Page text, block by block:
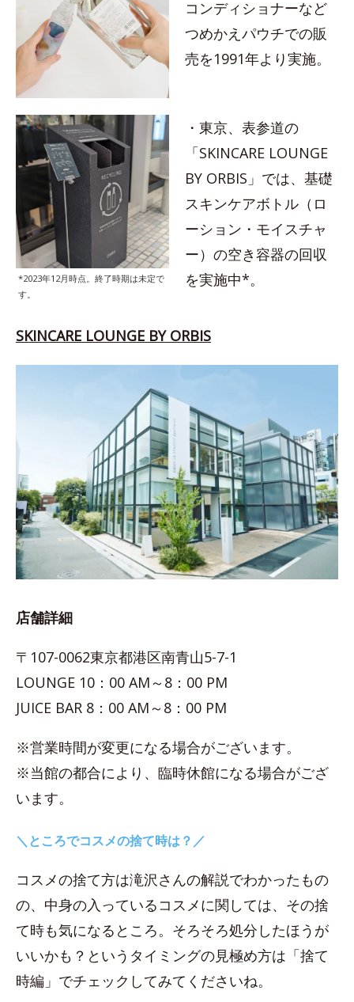
コンディショナーなど
つめかえパウチでの販
売を1991年より実施。
*2023年12月時点。終了時期は未定で
す。
・東京、表参道の
「SKINCARE LOUNGE
BY ORBIS」では、基礎
スキンケアボトル（ロ
ーション・モイスチャ
ー）の空き容器の回収
を実施中*。
SKINCARE LOUNGE BY ORBIS
店舗詳細
〒107-0062東京都港区南青山5-7-1
LOUNGE 10：00 AM～8：00 PM
JUICE BAR 8：00 AM～8：00 PM
※営業時間が変更になる場合がございます。
※当館の都合により、臨時休館になる場合がござ
います。
＼ところでコスメの捨て時は？／
コスメの捨て方は滝沢さんの解説でわかったもの
の、中身の入っているコスメに関しては、その捨
て時も気になるところ。そろそろ処分したほうが
いいかも？というタイミングの見極め方は「捨て
時編」でチェックしてみてくださいね。